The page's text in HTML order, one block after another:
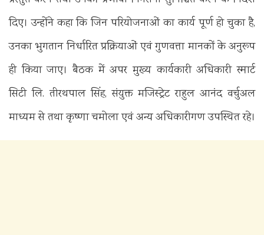
दिए। उन्होंने कहा कि जिन परियोजनाओं का कार्य पूर्ण हो चुका है,
उनका भुगतान निर्धारित प्रक्रियाओं एवं गुणवत्ता मानकों के अनुरूप
ही किया जाए। बैठक में अपर मुख्य कार्यकारी अधिकारी स्मार्ट
सिटी लि. तीरथपाल सिंह, संयुक्त मजिस्ट्रेट राहुल आनंद वर्चुअल
माध्यम से तथा कृष्णा चमोला एवं अन्य अधिकारीगण उपस्थित रहे।